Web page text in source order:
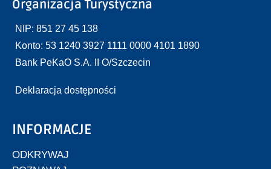
Organizacja Turystyczna
NIP: 851 27 45 138
Konto: 53 1240 3927 1111 0000 4101 1890
Bank PeKaO S.A. II O/Szczecin
Deklaracja dostępności
INFORMACJE
ODKRYWAJ